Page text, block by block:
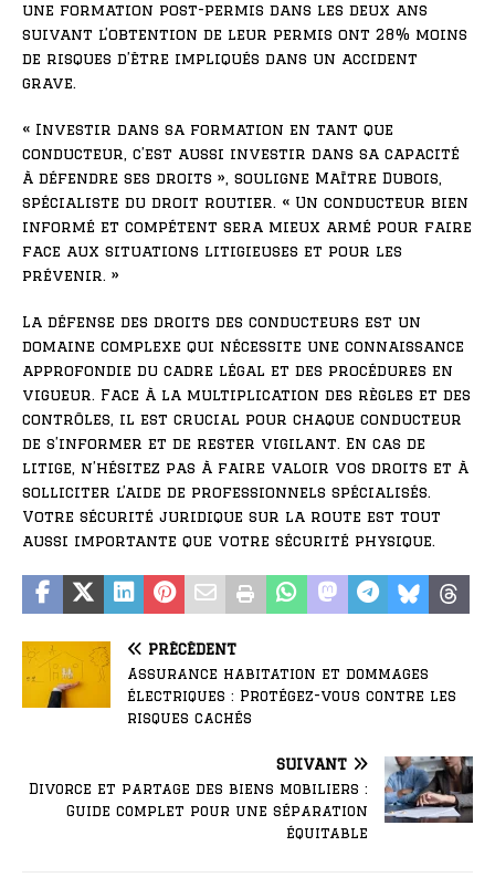
une formation post-permis dans les deux ans
suivant l’obtention de leur permis ont 28% moins
de risques d’être impliqués dans un accident
grave.
« Investir dans sa formation en tant que
conducteur, c’est aussi investir dans sa capacité
à défendre ses droits », souligne Maître Dubois,
spécialiste du droit routier. « Un conducteur bien
informé et compétent sera mieux armé pour faire
face aux situations litigieuses et pour les
prévenir. »
La défense des droits des conducteurs est un
domaine complexe qui nécessite une connaissance
approfondie du cadre légal et des procédures en
vigueur. Face à la multiplication des règles et des
contrôles, il est crucial pour chaque conducteur
de s’informer et de rester vigilant. En cas de
litige, n’hésitez pas à faire valoir vos droits et à
solliciter l’aide de professionnels spécialisés.
Votre sécurité juridique sur la route est tout
aussi importante que votre sécurité physique.
PRÉCÉDENT
Assurance habitation et dommages
électriques : Protégez-vous contre les
risques cachés
SUIVANT
Divorce et partage des biens mobiliers :
Guide complet pour une séparation
équitable